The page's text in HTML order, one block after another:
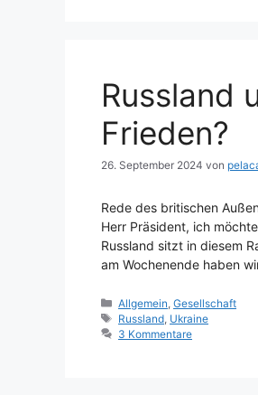
Russland
Frieden?
26. September 2024 von
Rede des britischen
Herr Präsident, ich
Russland sitzt in diesem
am Wochenende haben
Kategorien
Allgemein ,Gesellschaft
Schlagwörter
Russland Ukraine
3 Kommentare